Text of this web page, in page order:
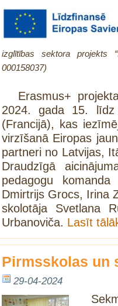
izglītības sektora projekts
000158037)
Erasmus+
2024. gada 15.
(Francijā), kas
virzīšanā Eiropas
partneri no Latvijas,
Draudzīgā
pedagogu
Dmirtrijs Grocs, Irina
skolotāja Svetlana
Urbanoviča. Lasīt
Pirmsskolas un
29-04-2024